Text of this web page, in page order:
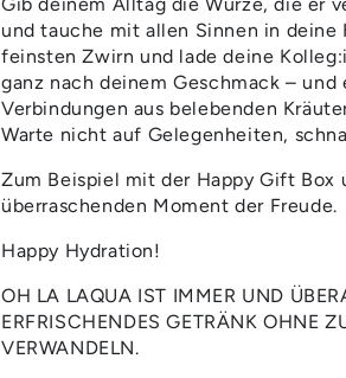
GESCHENKBOXGESCHENKBOX
und tauche mit allen Sinnen in deine
feinsten Zwirn und lade deine
ganz nach deinem Geschmack –
Verbindungen aus belebenden
Warte nicht auf Gelegenheiten,
Zum Beispiel mit der Happy Gift Box
überraschenden Moment der Freude.
Happy Hydration!
OH LA LAQUA IST IMMER UND
ERFRISCHENDES GETRÄNK OHNE
VERWANDELN.